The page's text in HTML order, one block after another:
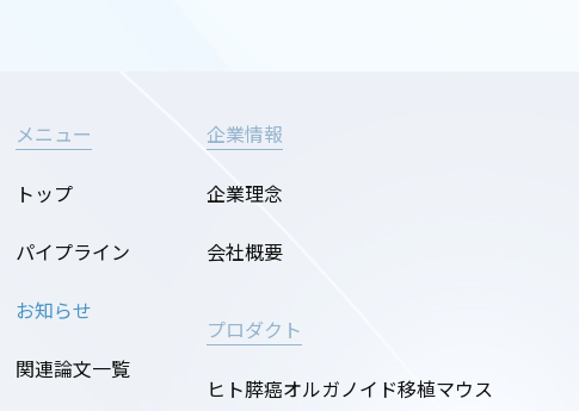
メニュー
トップ
パイプライン
お知らせ
関連論文一覧
企業情報
企業理念
会社概要
プロダクト
ヒト膵癌オルガノイド移植マウス